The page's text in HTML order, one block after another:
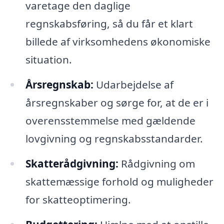
varetage den daglige
regnskabsføring, så du får et klart
billede af virksomhedens økonomiske
situation.
Årsregnskab: Udarbejdelse af
årsregnskaber og sørge for, at de er i
overensstemmelse med gældende
lovgivning og regnskabsstandarder.
Skatterådgivning: Rådgivning om
skattemæssige forhold og muligheder
for skatteoptimering.